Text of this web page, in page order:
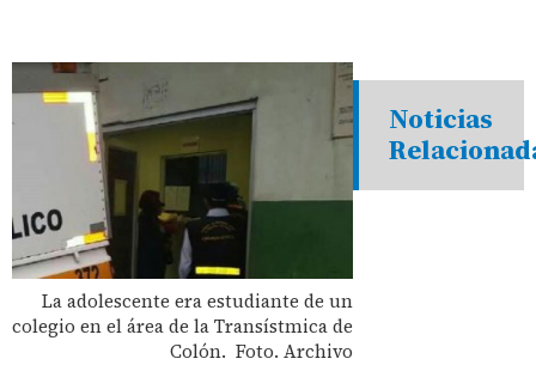
La adolescente era estudiante de un
colegio en el área de la Transístmica de
Colón. Foto. Archivo
Noticias